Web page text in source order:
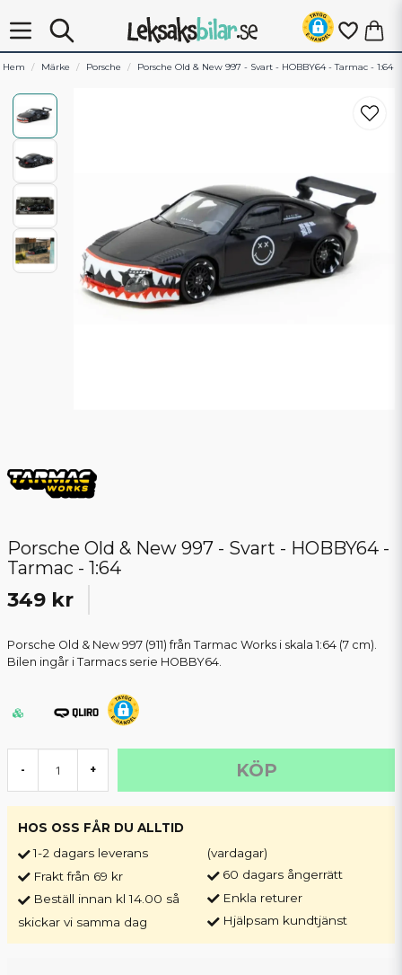
Hem Märke Porsche Porsche Old & New 997 - Svart - HOBBY64 - Tarmac - 1:64
Porsche Old & New 997 - Svart - HOBBY64 -
Tarmac - 1:64
349 kr
Porsche Old & New 997 (911) från Tarmac Works i skala 1:64 (7 cm).
Bilen ingår i Tarmacs serie HOBBY64.
- + KÖP
HOS OSS FÅR DU ALLTID
1-2 dagars leverans
Frakt från 69 kr
Beställ innan kl 14.00 så
skickar vi samma dag
(vardagar)
60 dagars ångerrätt
Enkla returer
Hjälpsam kundtjänst